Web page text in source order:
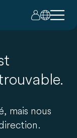
mais nous